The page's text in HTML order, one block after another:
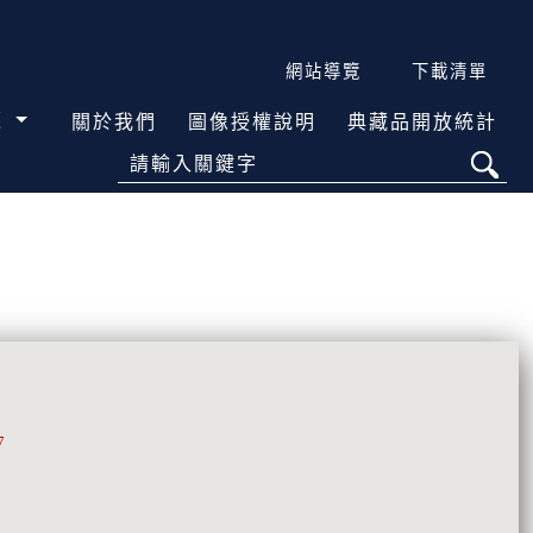
網站導覽 下載清單
關於我們 圖像授權說明 典藏品開放統計
請輸入關鍵字